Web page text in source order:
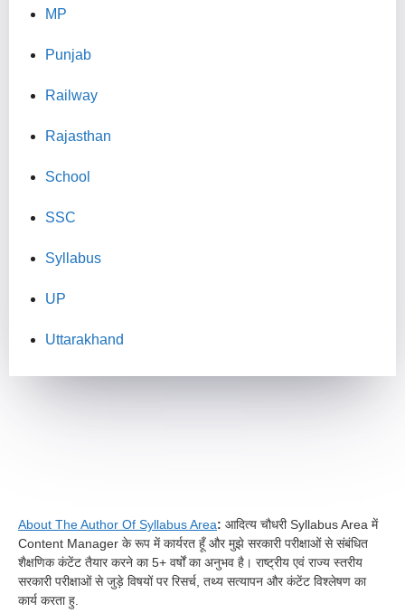
MP
Punjab
Railway
Rajasthan
School
SSC
Syllabus
UP
Uttarakhand
About The Author Of Syllabus Area: आदित्य चौधरी Syllabus Area में
Content Manager के रूप में कार्यरत हूँ और मुझे सरकारी परीक्षाओं से संबंधित
शैक्षणिक कंटेंट तैयार करने का 5+ वर्षों का अनुभव है। राष्ट्रीय एवं राज्य स्तरीय
सरकारी परीक्षाओं से जुड़े विषयों पर रिसर्च, तथ्य सत्यापन और कंटेंट विश्लेषण का
कार्य करता हु.